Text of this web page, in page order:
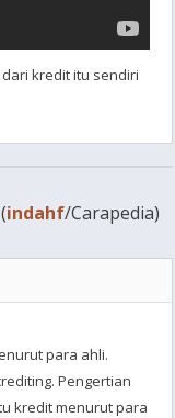
kredit itu sendiri
(indahf/Carapedia)
para ahli.
Pengertian
kredit menurut para